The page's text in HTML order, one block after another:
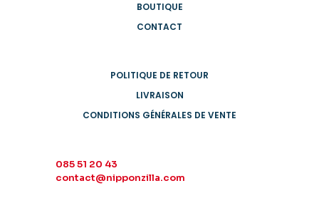
BOUTIQUE
CONTACT
POLITIQUE DE RETOUR
LIVRAISON
CONDITIONS GÉNÉRALES DE VENTE
085 51 20 43
contact@nipponzilla.com